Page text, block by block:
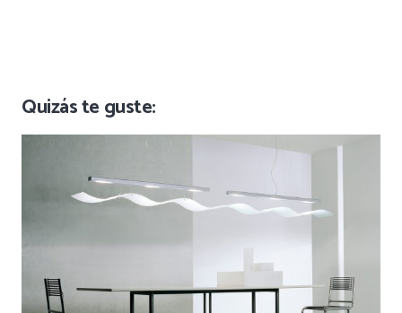
Quizás te guste: